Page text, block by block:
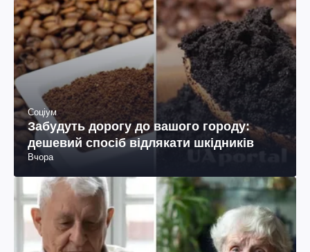
Соціум
Забудуть дорогу до вашого городу:
дешевий спосіб відлякати шкідників
Вчора